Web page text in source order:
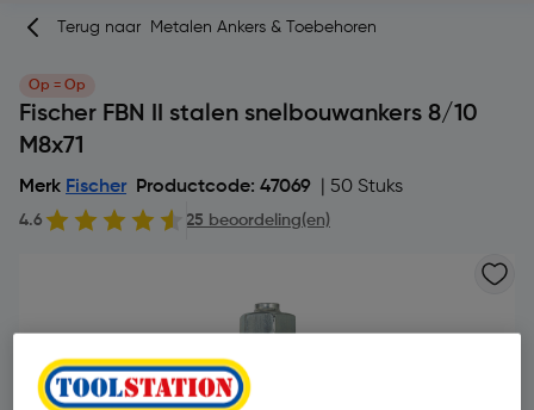
Terug naar Metalen Ankers & Toebehoren
Op = Op
Fischer FBN II stalen snelbouwankers 8/10
M8x71
Merk Fischer Productcode: 47069 | 50 Stuks
4.6 25 beoordeling(en)